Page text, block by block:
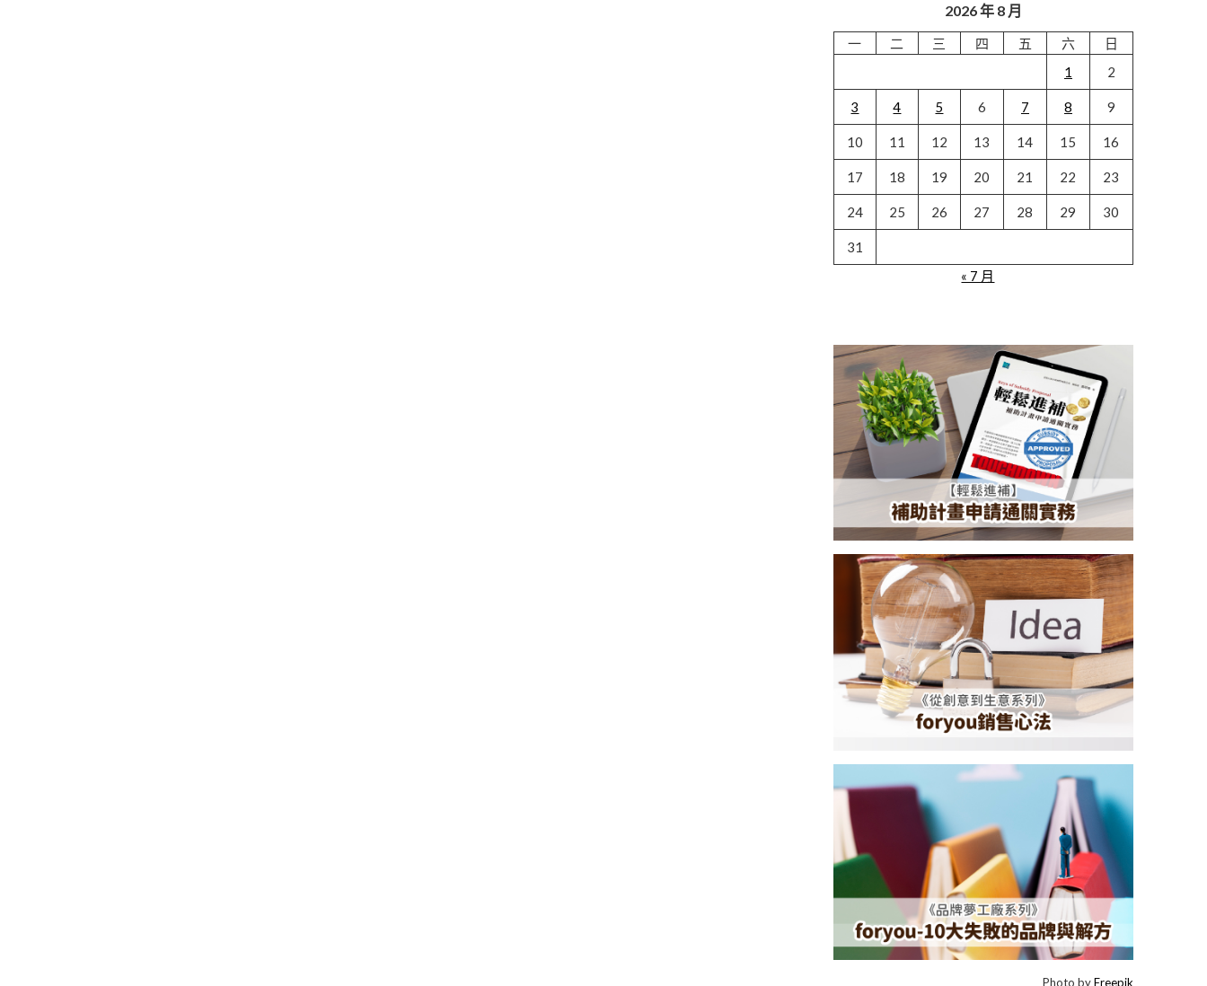
2026 年 8 月
一 二 三 四 五 六
日
1
2
3 4 5 6 7 8 9
10 11 12 13 14 15 16
17 18 19 20 21 22 23
24 25 26 27 28 29 30
31
« 7 月
Photo byFreepik